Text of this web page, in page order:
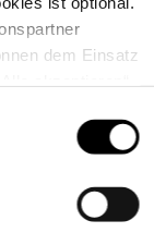
dem Einsatz